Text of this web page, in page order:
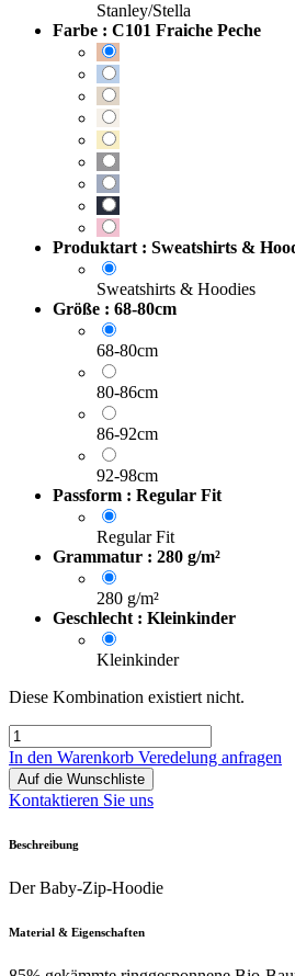
Stanley/Stella
Farbe : C101 Fraiche Peche
Produktart : Sweatshirts &
Sweatshirts & Hoodies
Größe : 68-80cm
68-80cm
80-86cm
86-92cm
92-98cm
Passform : Regular Fit
Regular Fit
Grammatur : 280 g/m²
280 g/m²
Geschlecht : Kleinkinder
Kleinkinder
Diese Kombination existiert nicht.
In den Warenkorb Veredelung anfragen
Auf die Wunschliste
Kontaktieren Sie uns
Beschreibung
Der Baby-Zip-Hoodie
Material & Eigenschaften